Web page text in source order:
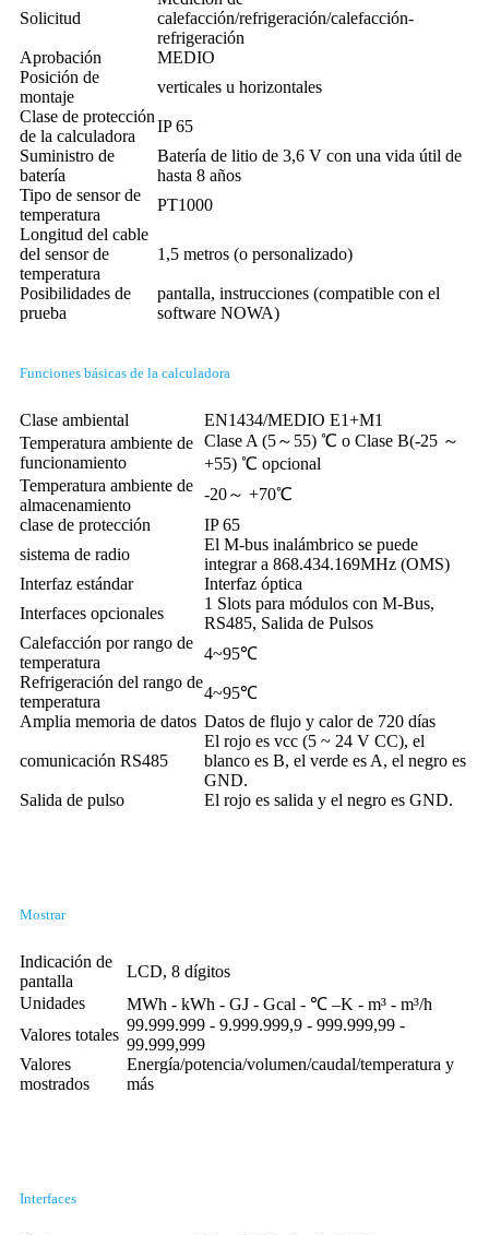
Solicitud
calefacción/refrigeración/calefacción-
refrigeración
Aprobación
MEDIO
Posición de
montaje
verticales u horizontales
Clase de protección
de la calculadora
IP 65
Suministro de
batería
Batería de litio de 3,6 V con una vida útil de
hasta 8 años
Tipo de sensor de
temperatura
PT1000
Longitud del cable
del sensor de
temperatura
1,5 metros (o personalizado)
Posibilidades de
prueba
pantalla, instrucciones (compatible con el
software NOWA)
Funciones básicas de la calculadora
Clase ambiental
EN1434/MEDIO E1+M1
Temperatura ambiente de
funcionamiento
Clase A (5～55) ℃ o Clase B(-25 ～
+55) ℃ opcional
Temperatura ambiente de
almacenamiento
-20～ +70℃
clase de protección
IP 65
sistema de radio
El M-bus inalámbrico se puede
integrar a 868.434.169MHz (OMS)
Interfaz estándar
Interfaz óptica
Interfaces opcionales
1 Slots para módulos con M-Bus,
RS485, Salida de Pulsos
Calefacción por rango de
temperatura
4~95℃
Refrigeración del rango de
temperatura
4~95℃
Amplia memoria de datos Datos de flujo y calor de 720 días
comunicación RS485
El rojo es vcc (5 ~ 24 V CC), el
blanco es B, el verde es A, el negro es
GND.
Salida de pulso
El rojo es salida y el negro es GND.
Mostrar
Indicación de
pantalla
LCD, 8 dígitos
Unidades
MWh - kWh - GJ - Gcal - ℃ –K - m³ - m³/h
Valores totales
99.999.999 - 9.999.999,9 - 999.999,99 -
99.999,999
Valores
mostrados
Energía/potencia/volumen/caudal/temperatura y
más
Interfaces